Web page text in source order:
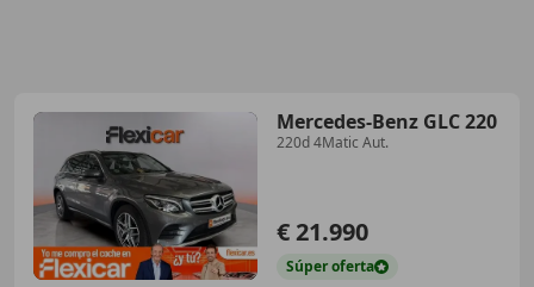
Mercedes-Benz GLC 220
220d 4Matic Aut.
€ 21.990
Súperoferta